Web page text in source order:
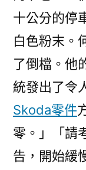
十公分的停
白色粉末。
了倒檔。他
統發出了令
Skoda零件
零。」「請
告，開始緩